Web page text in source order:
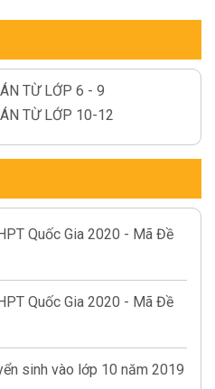
TỪ LỚP 6 - 9
TỪ LỚP 10-12
Quốc Gia 2020 - Mã Đề
Quốc Gia 2020 - Mã Đề
sinh vào lớp 10 năm 2019